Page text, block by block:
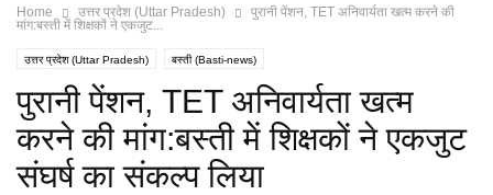
Home उत्तर प्रदेश (Uttar Pradesh)
पुरानी पेंशन, TET अनिवार्यता खत्म करने की
मांग:बस्ती में शिक्षकों ने एकजुट...
उत्तर प्रदेश (Uttar Pradesh) बस्ती (Basti-news)
यूपी लेटेस्ट न्यूज हिन्दी (UP latest news hindi)
पुरानी पेंशन, TET अनिवार्यता खत्म
करने की मांग:बस्ती में शिक्षकों ने एकजुट
संघर्ष का संकल्प लिया